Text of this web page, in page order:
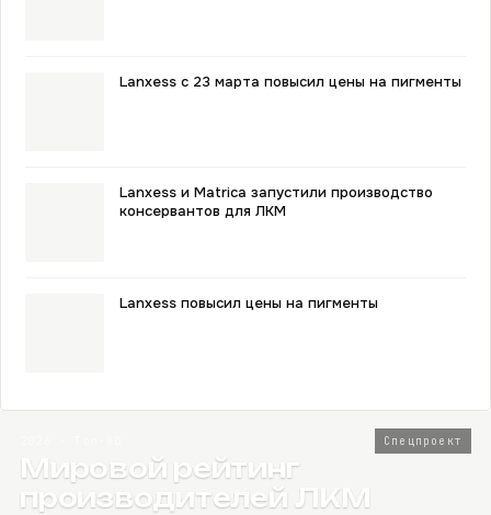
Lanxess с 23 марта повысил цены на пигменты
Lanxess и Matrica запустили производство
консервантов для ЛКМ
Lanxess повысил цены на пигменты
Спецпроект
Мировой рейтинг
производителей ЛКМ